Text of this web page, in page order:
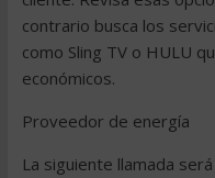
contrario busca los
como Sling TV o HULU
económicos.
Proveedor de energía
La siguiente llamada